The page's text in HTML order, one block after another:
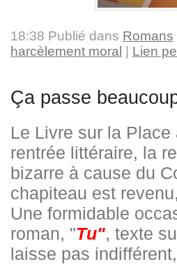
18:38 Publié dans Romans
harcèlement moral | Lien
Ça passe
Le Livre sur la
rentrée littéraire, la
bizarre à cause du
chapiteau est
Une formidable
roman, "Tu", texte
laisse pas